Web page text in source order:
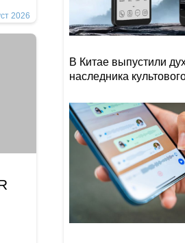
2026
В Китае выпустили
наследника